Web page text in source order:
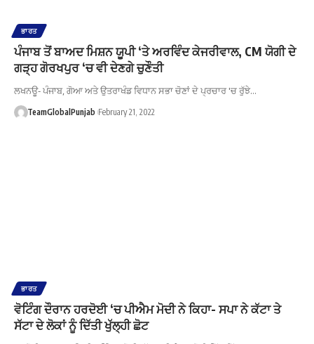
ਭਾਰਤ
ਪੰਜਾਬ ਤੋਂ ਬਾਅਦ ਮਿਸ਼ਨ ਯੂਪੀ ‘ਤੇ ਅਰਵਿੰਦ ਕੇਜਰੀਵਾਲ, CM ਯੋਗੀ ਦੇ
ਗੜ੍ਹ ਗੋਰਖਪੁਰ ‘ਚ ਵੀ ਦੇਣਗੇ ਚੁਣੌਤੀ
ਲਖਨਊ- ਪੰਜਾਬ, ਗੋਆ ਅਤੇ ਉਤਰਾਖੰਡ ਵਿਧਾਨ ਸਭਾ ਚੋਣਾਂ ਦੇ ਪ੍ਰਚਾਰ 'ਚ ਰੁੱਝੇ…
TeamGlobalPunjab February 21, 2022
ਭਾਰਤ
ਵੋਟਿੰਗ ਦੌਰਾਨ ਹਰਦੋਈ ‘ਚ ਪੀਐਮ ਮੋਦੀ ਨੇ ਕਿਹਾ- ਸਪਾ ਨੇ ਕੱਟਾ ਤੇ
ਸੱਟਾ ਦੇ ਲੋਕਾਂ ਨੂੰ ਦਿੱਤੀ ਖੁੱਲ੍ਹੀ ਛੋਟ